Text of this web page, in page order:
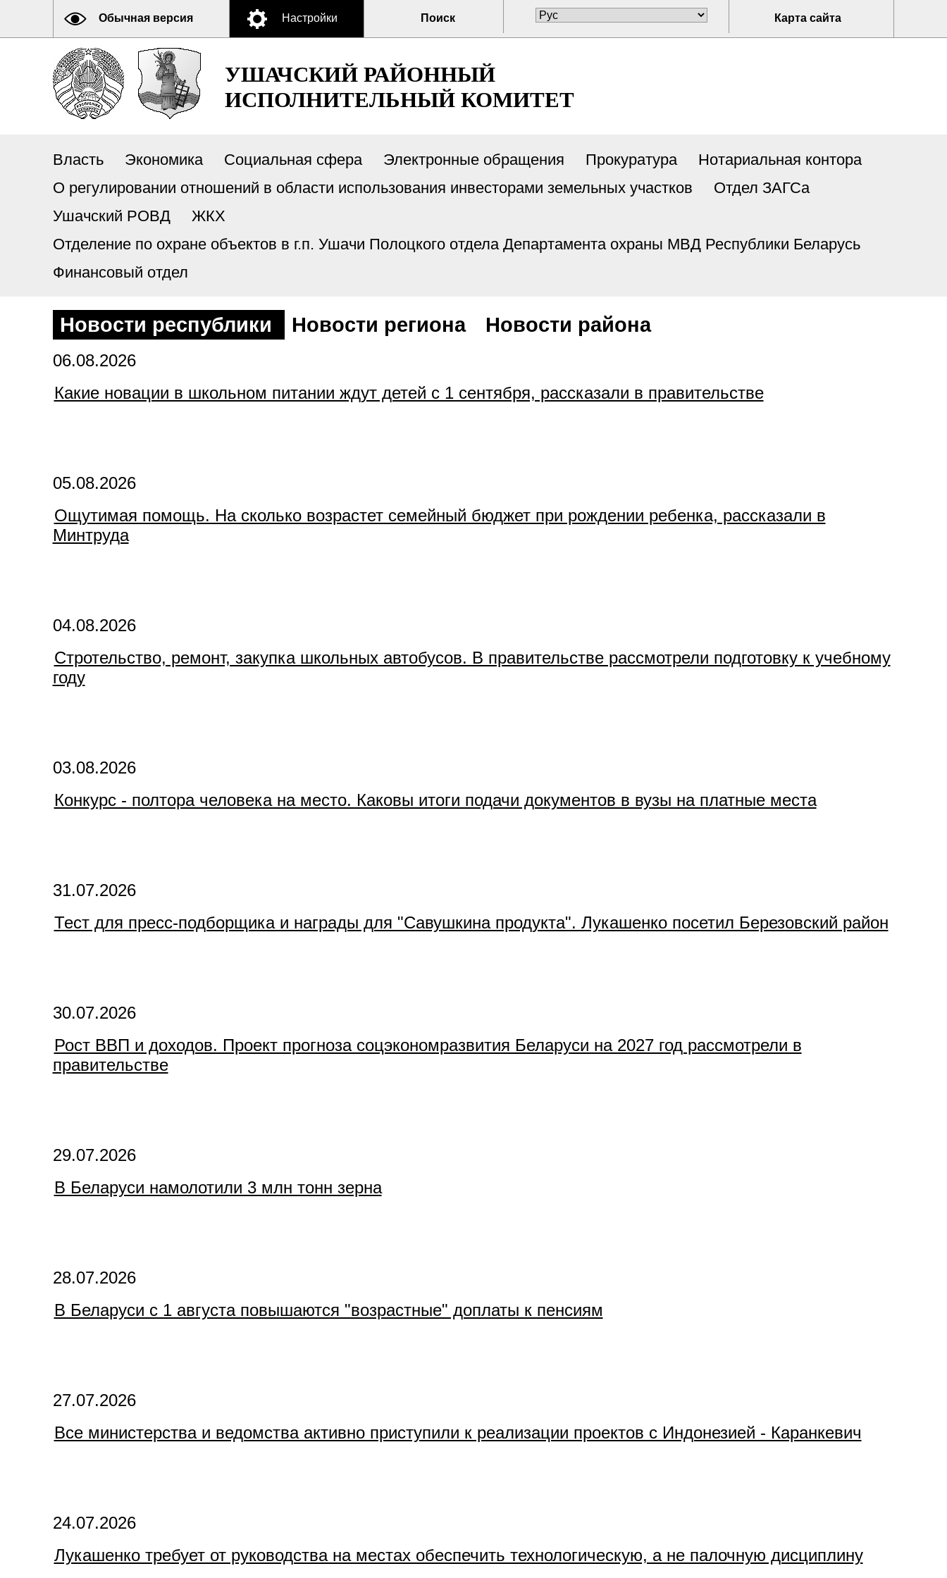
Обычная версия Настройки Поиск Карта сайта
УШАЧСКИЙ РАЙОННЫЙ
ИСПОЛНИТЕЛЬНЫЙ КОМИТЕТ
Власть Экономика Социальная сфера Электронные обращения Прокуратура
Нотариальная контора
О регулировании отношений в области использования инвесторами земельных участков
Отдел ЗАГСа
Ушачский РОВД
ЖКХ
Отделение по охране объектов в г.п. Ушачи Полоцкого отдела Департамента охраны МВД Республики Беларусь
Финансовый отдел
Новости республики Новости региона Новости района
06.08.2026
Какие новации в школьном питании ждут детей с 1 сентября, рассказали в правительстве
05.08.2026
Ощутимая помощь. На сколько возрастет семейный бюджет при рождении ребенка, рассказали в
Минтруда
04.08.2026
Стротельство, ремонт, закупка школьных автобусов. В правительстве рассмотрели подготовку к учебному
году
03.08.2026
Конкурс - полтора человека на место. Каковы итоги подачи документов в вузы на платные места
31.07.2026
Тест для пресс-подборщика и награды для "Савушкина продукта". Лукашенко посетил Березовский район
30.07.2026
Рост ВВП и доходов. Проект прогноза соцэкономразвития Беларуси на 2027 год рассмотрели в
правительстве
29.07.2026
В Беларуси намолотили 3 млн тонн зерна
28.07.2026
В Беларуси с 1 августа повышаются "возрастные" доплаты к пенсиям
27.07.2026
Все министерства и ведомства активно приступили к реализации проектов с Индонезией - Каранкевич
24.07.2026
Лукашенко требует от руководства на местах обеспечить технологическую, а не палочную дисциплину